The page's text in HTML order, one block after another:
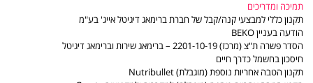
דוח פומבי לשנת 2021 לפי חוק שכר שווה לעובדת ולעובד
דוח פומבי לשנת 2022 לפי חוק שכר שווה לעובדת ולעובד
תו אמון הציבור
דוח פומבי לשנת 2023 לפי חוק שכר שווה לעובדת ולעובד
דוח פומבי לשנת 2024 לפי חוק שכר שווה לעובדת ולעובד
דוח פומבי לשנת 2025 לפי חוק שכר שווה לעובדת ולעובד
מדיניות החזרות והחלפות
משלוחים
סניפים - נקודות שירות
LG משווקים מורשים
משווקים מורשים - מוצרים קטנים
תעודות אחריות
תמיכה ומדריכים
תקנון כללי למבצעי קנה/קבל של חברת ברימאג דיגיטל אייג' בע"מ
הודעה בעניין BEKO
הסדר פשרה ת"צ (מרכז) 2201-10-19 – ברימאג שירות וברימאג דיגיטל
חיסכון בחשמל כדרך חיים
תקנון הטבה אחריות נוספת (מוגבלת) Nutribullet